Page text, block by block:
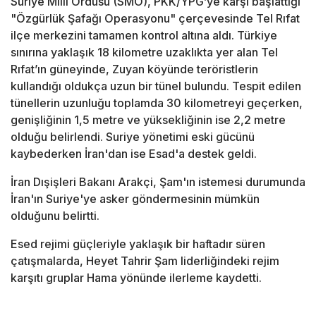
"Özgürlük Şafağı Operasyonu" çerçevesinde Tel Rıfat​
ilçe merkezini tamamen kontrol altına aldı. Türkiye
sınırına yaklaşık 18 kilometre uzaklıkta yer alan Tel
Rıfat’ın güneyinde, Zuyan köyünde teröristlerin
kullandığı oldukça uzun bir tünel bulundu. Tespit edilen
tünellerin uzunluğu toplamda 30 kilometreyi geçerken,
genişliğinin 1,5 metre ve yüksekliğinin ise 2,2 metre
olduğu belirlendi. Suriye yönetimi eski gücünü
kaybederken İran'dan ise Esad'a destek geldi.
İran Dışişleri Bakanı Arakçi, Şam'ın istemesi durumunda
İran'ın Suriye'ye asker göndermesinin mümkün
olduğunu belirtti.
Esed rejimi güçleriyle yaklaşık bir haftadır süren
çatışmalarda, Heyet Tahrir Şam liderliğindeki rejim
karşıtı gruplar Hama yönünde ilerleme kaydetti.